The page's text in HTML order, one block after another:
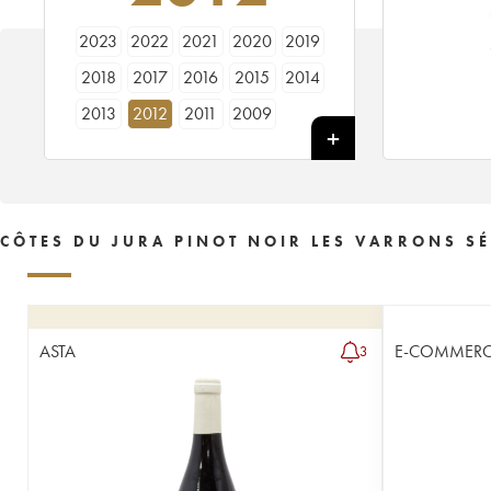
2023 2022 2021 2020
2019
2018
2017 2016 2015
2014
2013
2012 2011 2009
CÔTES DU JURA PINOT NOIR LES VARRONS
ASTA 3 E-